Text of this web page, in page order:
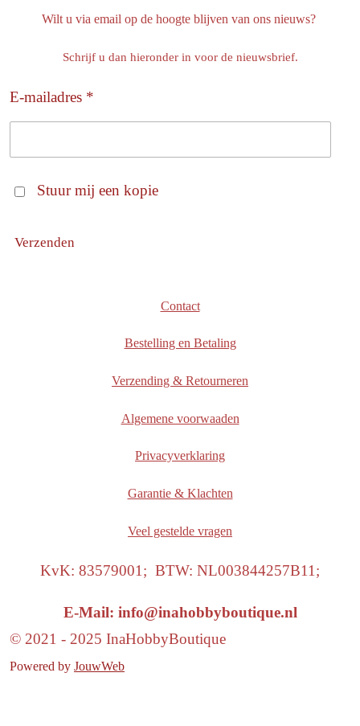
Wilt u via email op de hoogte blijven van ons nieuws?
Schrijf u dan hieronder in voor de nieuwsbrief.
E-mailadres *
Stuur mij een kopie
Verzenden
Contact
Bestelling en Betaling
Verzending & Retourneren
Algemene voorwaaden
Privacyverklaring
Garantie & Klachten
Veel gestelde vragen
KvK: 83579001; BTW: NL003844257B11;
E-Mail: info@inahobbyboutique.nl
© 2021 - 2025 InaHobbyBoutique
Powered by JouwWeb